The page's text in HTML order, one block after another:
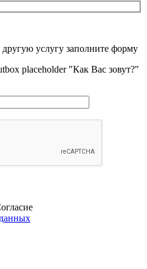
другую услугу заполните форму
placeholder "Как Вас зовут?"